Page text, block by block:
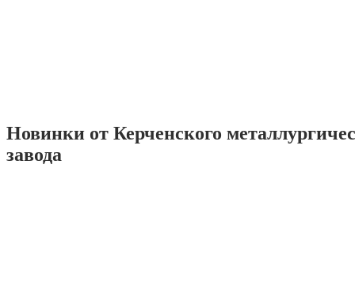
Новинки от Керченского
завода